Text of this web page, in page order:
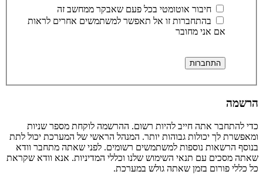
חיבור אוטומטי בכל פעם שאבקר ממחשב זה
בהתחברות זו אל תאפשר למשתמשים אחרים לראות
אם אני מחובר
הרשמה
כדי להתחבר אתה חייב להיות רשום. ההרשמה לוקחת מספר שניות
ומאפשרת לך יכולות גבוהות יותר. המנהל הראשי של המערכת יכול לתת
בנוסף הרשאות נוספות למשתמשים רשומים. לפני שאתה מתחבר וודא
שאתה מסכים עם תנאי השימוש שלנו וכללי המדיניות. אנא וודא שקראת
כל כללי פורום בזמן שאתה גולש במערכת.